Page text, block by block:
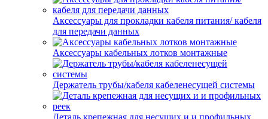
Аксессуары для прокладки кабеля питания/ кабеля
для передачи данных
Аксессуары кабельных лотков монтажные
Держатель трубы/кабеля кабеленесущей системы
Деталь крепежная для несущих и и профильных